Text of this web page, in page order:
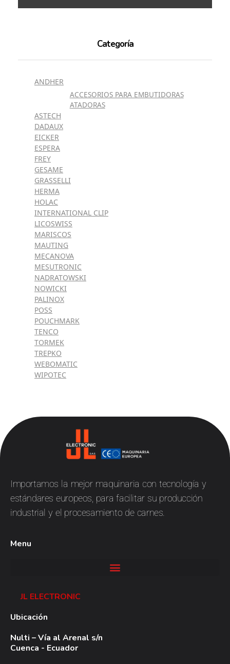
Categoría
ANDHER
ACCESORIOS PARA EMBUTIDORAS
ATADORAS
ASTECH
DADAUX
EICKER
ESPERA
FREY
GESAME
GRASSELLI
HERMA
HOLAC
INTERNATIONAL CLIP
LICOSWISS
MARISCOS
MAUTING
MECANOVA
MESUTRONIC
NADRATOWSKI
NOWICKI
PALINOX
POSS
POUCHMARK
TENCO
TORMEK
TREPKO
WEBOMATIC
WIPOTEC
Importamos la mejor maquinaria con tecnología y
estándares europeos, para facilitar su producción
industrial y el procesamiento de carnes.
Menu
JL ELECTRONIC
Ubicación
Nulti – Vía al Arenal s/n
Cuenca - Ecuador